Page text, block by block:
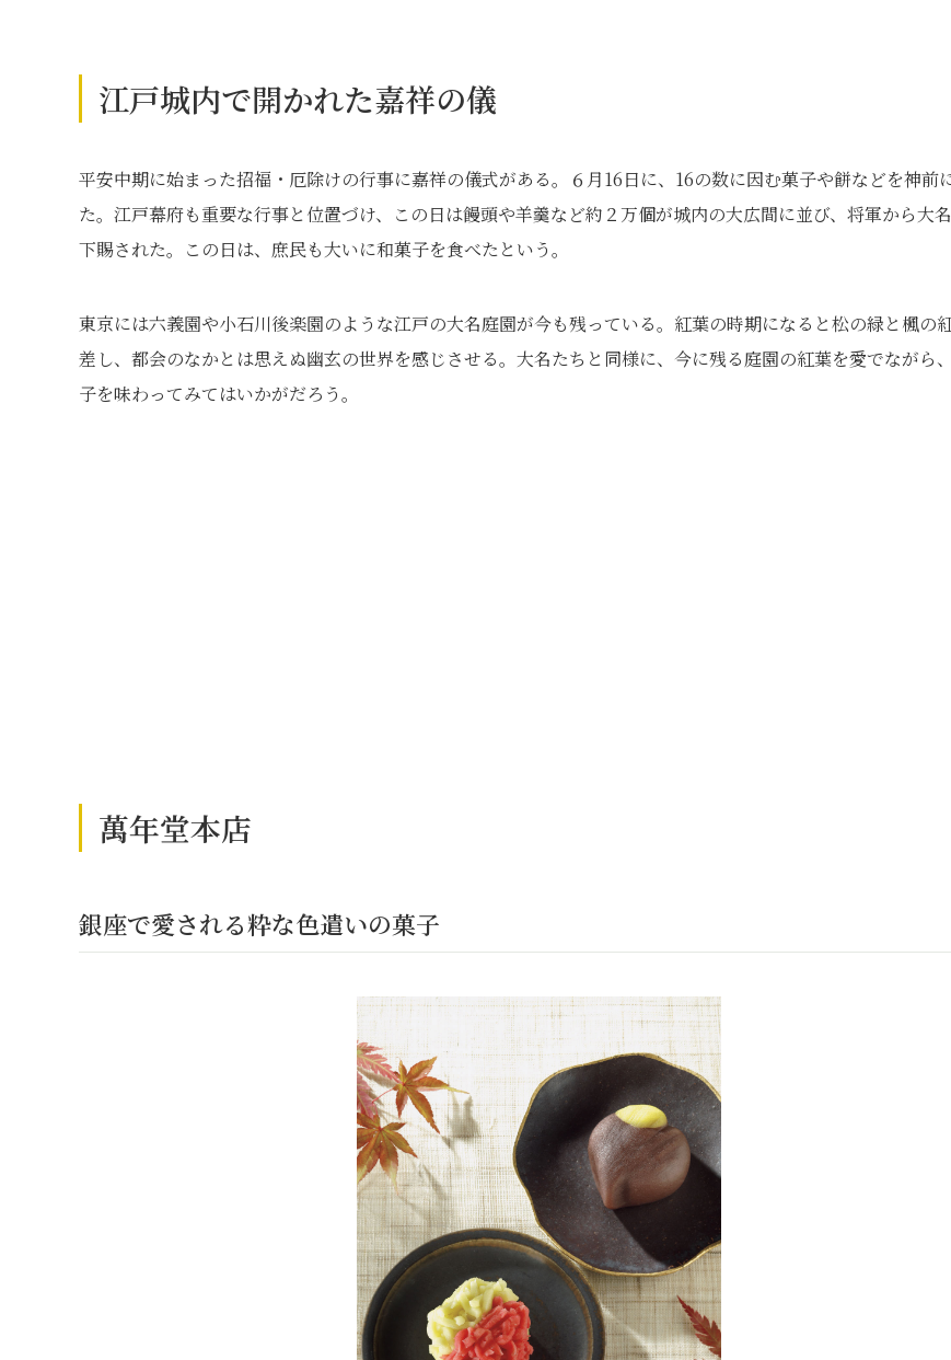
江戸城内で開かれた嘉祥の儀
平安中期に始まった招福・厄除けの行事に嘉祥の儀式がある。６月16日に、16の数に因む菓子や餅などを神前
た。江戸幕府も重要な行事と位置づけ、この日は饅頭や羊羹など約２万個が城内の大広間に並び、将軍から大
下賜された。この日は、庶民も大いに和菓子を食べたという。
東京には六義園や小石川後楽園のような江戸の大名庭園が今も残っている。紅葉の時期になると松の緑と楓の
差し、都会のなかとは思えぬ幽玄の世界を感じさせる。大名たちと同様に、今に残る庭園の紅葉を愛でながら
子を味わってみてはいかがだろう。
萬年堂本店
銀座で愛される粋な色遣いの菓子